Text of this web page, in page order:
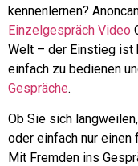
kennenlernen?
Einzelgespräch Video
Welt – der Einstieg ist
einfach zu bedienen
Gespräche.
Ob Sie sich
oder einfach nur einen
Mit Fremden ins